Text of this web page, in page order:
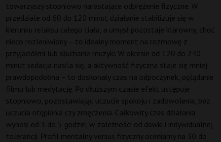
towarzyszy stopniowo narastające odprężenie fizyczne. W
przedziale od 60 do 120 minut działanie stabilizuje się w
kierunku relaksu całego ciała, a umysł pozostaje klarowny, choć
nieco rozleniwiony – to idealny moment na rozmowę z
przyjaciółmi lub słuchanie muzyki. W okresie od 120 do 240
minut sedacja nasila się, a aktywność fizyczna staje się mniej
prawdopodobna – to doskonały czas na odpoczynek, oglądanie
filmu lub medytację. Po dłuższym czasie efekt ustępuje
stopniowo, pozostawiając uczucie spokoju i zadowolenia, bez
uczucia otępienia czy zmęczenia. Całkowity czas działania
wynosi od 3 do 5 godzin, w zależności od dawki i indywidualnej
tolerancji. Profil mentalny versus fizyczny oceniamy na 30 do